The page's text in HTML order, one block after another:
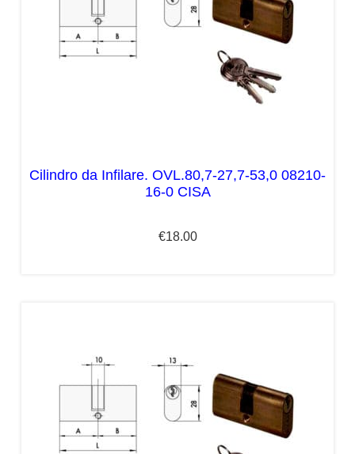
Cilindro da Infilare. OVL.80,7-27,7-53,0 08210-
16-0 CISA
€18.00